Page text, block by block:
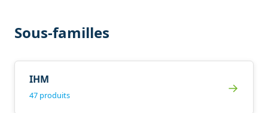
Sous-familles
IHM
47 produits →